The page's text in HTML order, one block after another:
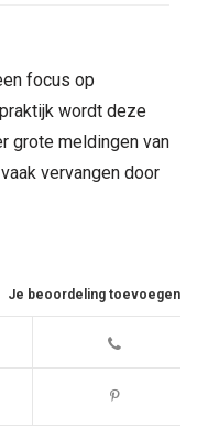
focus op
wordt deze
grote meldingen van
vervangen door
Je beoordeling toevoegen